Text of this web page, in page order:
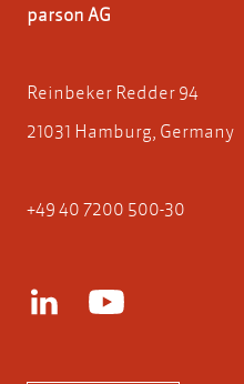
parson AG
Reinbeker Redder 94
21031 Hamburg, Germany
+49 40 7200 500-30